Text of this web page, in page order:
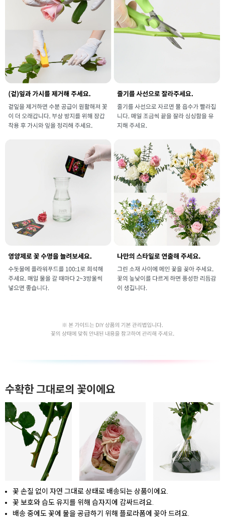
수확한 그대로의 꽃이에요
꽃 손질 없이 자연 그대로 상태로 배송되는 상품이에요.
꽃 보호와 습도 유지를 위해 습자지에 감싸드려요.
배송 중에도 꽃에 물을 공급하기 위해 플로라폼에 꽂아 드려요.